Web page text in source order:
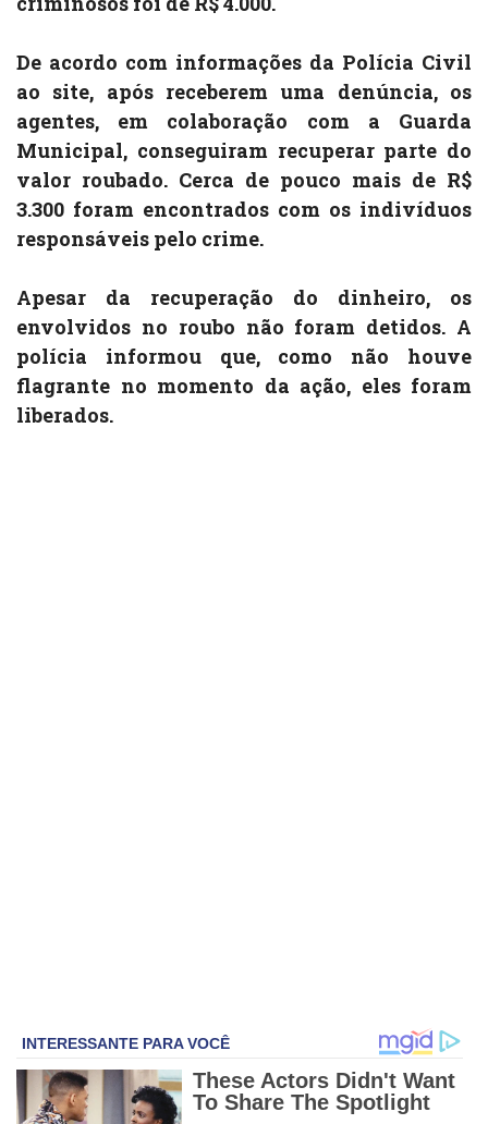
De acordo com informações da Polícia Civil
ao site, após receberem uma denúncia, os
agentes, em colaboração com a Guarda
Municipal, conseguiram recuperar parte do
valor roubado. Cerca de pouco mais de R$
3.300 foram encontrados com os indivíduos
responsáveis pelo crime.
Apesar da recuperação do dinheiro, os
envolvidos no roubo não foram detidos. A
polícia informou que, como não houve
flagrante no momento da ação, eles foram
liberados.